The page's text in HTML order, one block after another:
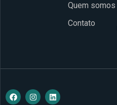
Quem somos
Contato